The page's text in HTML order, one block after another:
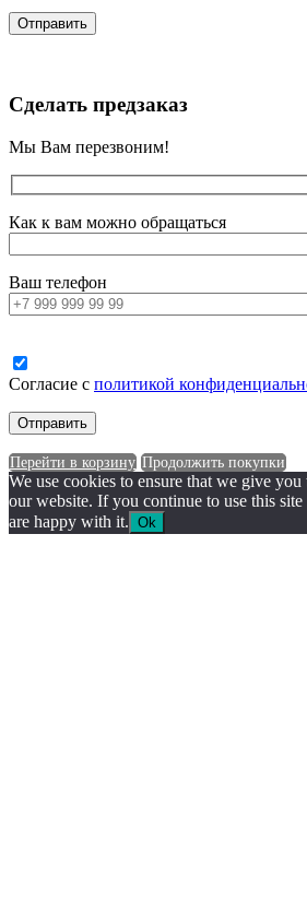
Сделать предзаказ
Мы Вам перезвоним!
Как к вам можно обращаться
Ваш телефон
Согласие с политикой
Перейти в корзину Продолжить покупки
We use cookies to ensure that we give you
our website. If you continue to use this
are happy with it. Ok